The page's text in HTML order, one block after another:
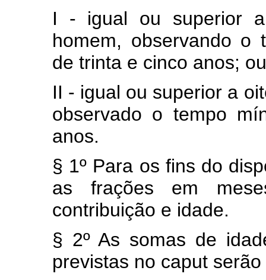
I - igual ou superior
homem, observando o
de trinta e cinco anos; ou
II - igual ou superior a
observado o tempo
anos.
§ 1º Para os fins do
as frações em
contribuição e idade.
§ 2º As somas de
previstas no caput